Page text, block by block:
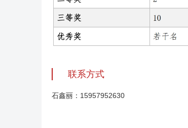
联系方式
石鑫丽：15957952630